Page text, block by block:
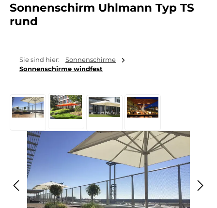
Sonnenschirm Uhlmann Typ TS
rund
Sie sind hier:
Sonnenschirme
Sonnenschirme windfest
Bildergalerie überspringen